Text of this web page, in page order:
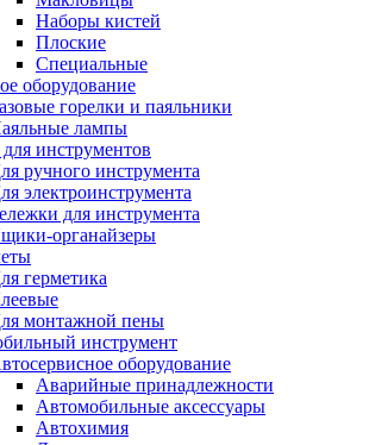
Наборы кистей
Плоские
Специальные
оборудование
горелки и паяльники
лампы
инструментов
ручного инструмента
электроинструмента
для инструмента
органайзеры
герметика
монтажной пены
инструмент
оборудование
Аварийные принадлежности
Автомобильные аксессуары
Автохимия